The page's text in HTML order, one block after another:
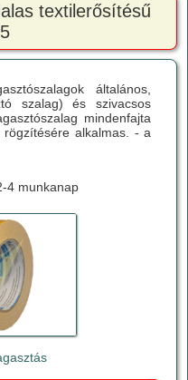
textilerősítésű
általános,
szalag) és szivacsos
mindenfajta
rögzítésére alkalmas. - a
4 munkanap